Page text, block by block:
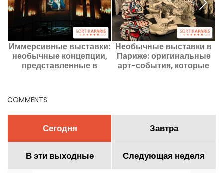
Иммерсивные выставки:
необычные концепции,
представленные в
Необычные выставки в
Париже: оригинальные
арт-события, которые
COMMENTS
Сегодня Завтра
В эти выходные Следующая неделя